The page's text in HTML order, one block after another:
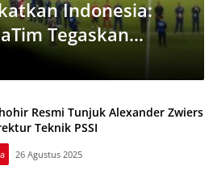
Indonesia:
Tegaskan
dan Prestasi
Resmi Tunjuk Alexander Zwiers
Teknik PSSI
26 Agustus 2025